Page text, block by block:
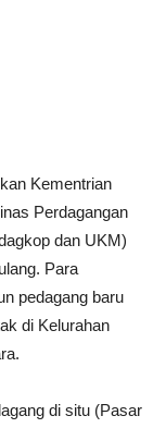
Kementrian
Perdagangan
dan UKM)
Para
pedagang baru
di Kelurahan
di situ (Pasar